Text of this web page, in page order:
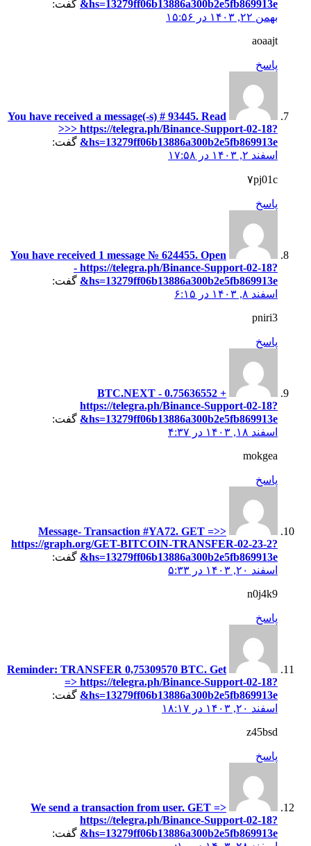
hs=13279ff06b13886a300b2e5fb869913e&
گفت:
بهمن ۲۲, ۱۴۰۳ در ۱۵:۵۶
aoaajt
پاسخ
You have received a message(-s) # 93445. Read
>>> https://telegra.ph/Binance-Support-02-18?
hs=13279ff06b13886a300b2e5fb869913e&
گفت:
اسفند ۲, ۱۴۰۳ در ۱۷:۵۸
۷pj01c
پاسخ
You have received 1 message № 624455. Open
- https://telegra.ph/Binance-Support-02-18?
hs=13279ff06b13886a300b2e5fb869913e&
گفت:
اسفند ۸, ۱۴۰۳ در ۶:۱۵
pniri3
پاسخ
+ 0.75636552 BTC.NEXT -
https://telegra.ph/Binance-Support-02-18?
hs=13279ff06b13886a300b2e5fb869913e&
گفت:
اسفند ۱۸, ۱۴۰۳ در ۴:۳۷
mokgea
پاسخ
Message- Transaction #YA72. GET =>>
https://graph.org/GET-BITCOIN-TRANSFER-02-23-2?
hs=13279ff06b13886a300b2e5fb869913e&
گفت:
اسفند ۲۰, ۱۴۰۳ در ۵:۳۳
n0j4k9
پاسخ
Reminder: TRANSFER 0,75309570 BTC. Get
=> https://telegra.ph/Binance-Support-02-18?
hs=13279ff06b13886a300b2e5fb869913e&
گفت:
اسفند ۲۰, ۱۴۰۳ در ۱۸:۱۷
z45bsd
پاسخ
We send a transaction from user. GЕТ =>
https://telegra.ph/Binance-Support-02-18?
hs=13279ff06b13886a300b2e5fb869913e&
گفت: